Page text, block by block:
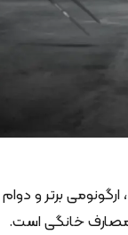
برتر و دوام
مصارف خانگی است.